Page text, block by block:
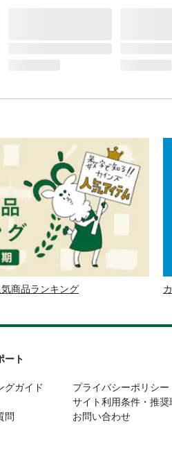
商品ランキング
ート
グガイド
問
プライバシーポリシー
サイト利用条件・推奨
お問い合わせ